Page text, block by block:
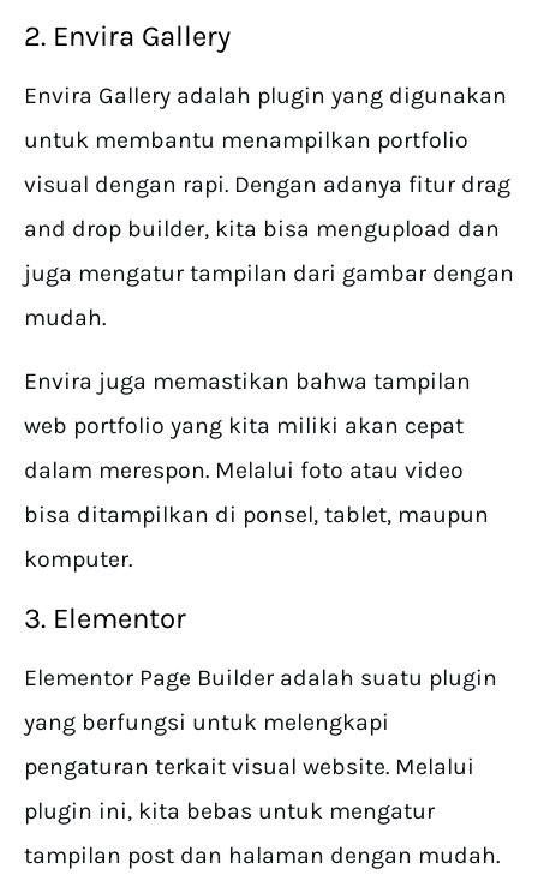
2. Envira Gallery
Envira Gallery adalah plugin yang digunakan
untuk membantu menampilkan portfolio
visual dengan rapi. Dengan adanya fitur drag
and drop builder, kita bisa mengupload dan
juga mengatur tampilan dari gambar dengan
mudah.
Envira juga memastikan bahwa tampilan
web portfolio yang kita miliki akan cepat
dalam merespon. Melalui foto atau video
bisa ditampilkan di ponsel, tablet, maupun
komputer.
3. Elementor
Elementor Page Builder adalah suatu plugin
yang berfungsi untuk melengkapi
pengaturan terkait visual website. Melalui
plugin ini, kita bebas untuk mengatur
tampilan post dan halaman dengan mudah.